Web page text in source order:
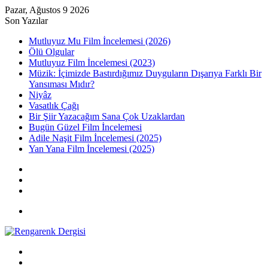
Pazar, Ağustos 9 2026
Son Yazılar
Mutluyuz Mu Film İncelemesi (2026)
Ölü Olgular
Mutluyuz Film İncelemesi (2023)
Müzik: İçimizde Bastırdığımız Duyguların Dışarıya Farklı Bir
Yansıması Mıdır?
Niyâz
Vasatlık Çağı
Bir Şiir Yazacağım Sana Çok Uzaklardan
Bugün Güzel Film İncelemesi
Adile Naşit Film İncelemesi (2025)
Yan Yana Film İncelemesi (2025)